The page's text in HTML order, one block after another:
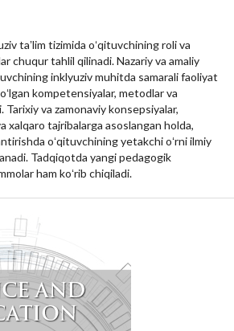
taʼlim tizimida oʻqituvchining roli va
chuqur tahlil qilinadi. Nazariy va amaliy
inklyuziv muhitda samarali faoliyat
kompetensiyalar, metodlar va
va zamonaviy konsepsiyalar,
xalqaro tajribalarga asoslangan holda,
oʻqituvchining yetakchi oʻrni ilmiy
Tadqiqotda yangi pedagogik
ham koʻrib chiqiladi.